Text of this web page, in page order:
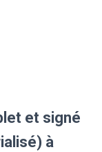
et signé
à